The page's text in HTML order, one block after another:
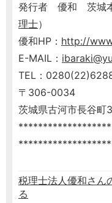
発行者 優和 茨城
理士）
優和HP： http://
E-MAIL：
TEL：
〒306-0034
茨城県古河市長谷町
税理士法人優和さん
る